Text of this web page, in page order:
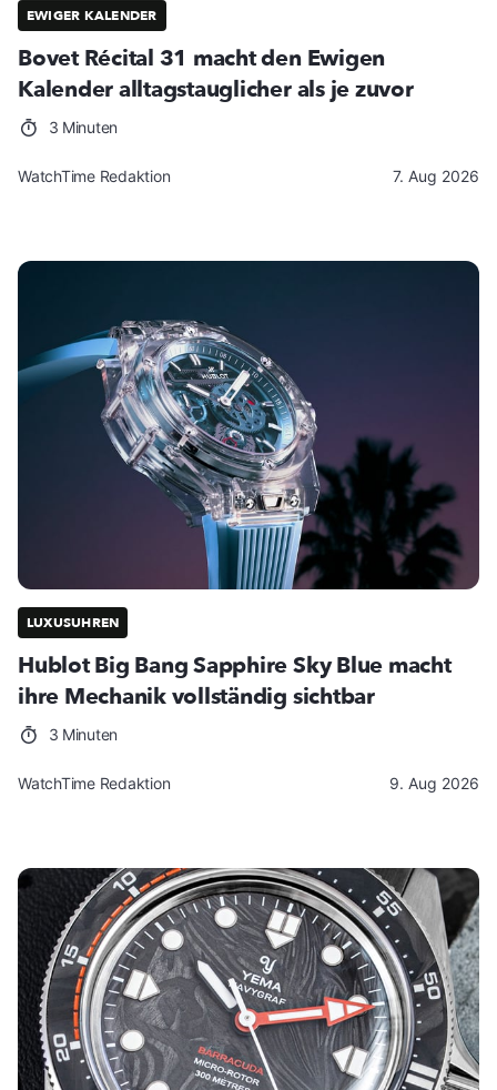
EWIGER KALENDER
Bovet Récital 31 macht den Ewigen
Kalender alltagstauglicher als je zuvor
3 Minuten
WatchTime Redaktion 7. Aug 2026
LUXUSUHREN
Hublot Big Bang Sapphire Sky Blue macht
ihre Mechanik vollständig sichtbar
3 Minuten
WatchTime Redaktion 9. Aug 2026